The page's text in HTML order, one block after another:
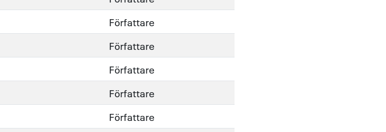
Författare
Författare
Författare
Författare
Författare